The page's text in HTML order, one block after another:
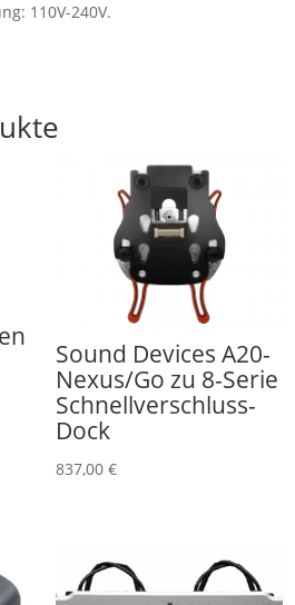
110V-240V.
Sound Devices A20-
Nexus/Go zu 8-Serie
Schnellverschluss-
Dock
837,00 €